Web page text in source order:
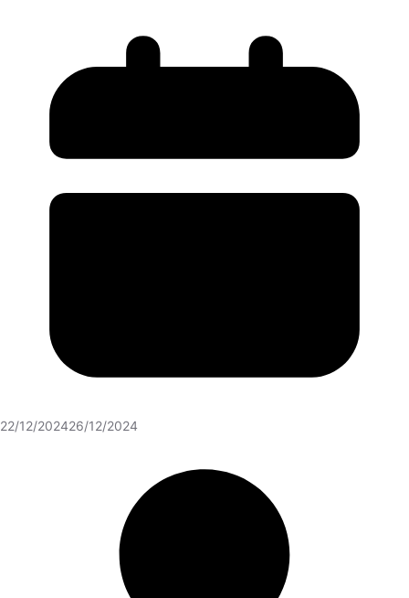
22/12/202426/12/2024